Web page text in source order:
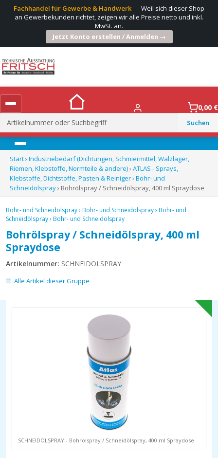
Fachhandel für Gewerbe & Handwerk— Weil sich dieser Shop
an Gewerbekunden richtet, zeigen wir alle Preise netto und inkl.
MwSt. an.
Jetzt Konto erstellen / Anmelden →
Suchen
nach:
0,00 €
Menü
Start› Industriebedarf (Dichtungen, Schmiermittel, Wälzlager,
Riemen, Klebstoffe, Normteile & andere)› ATLAS - Sprays,
Klebstoffe, Dichtstoffe, Pasten & Reiniger› Bohr- und
Schneidölspray› Bohrölspray / Schneidölspray, 400 ml Spraydose
Bohr- und Schneidölspray› Bohr- und Schneidölspray› Bohr- und
Schneidölspray› Bohr- und Schneidölspray
Bohrölspray / Schneidölspray, 400 ml
Spraydose
Artikelnummer: SCHNEIDOLSPRAY
Alle Artikel dieser Gruppe
SCHNEIDOLSPRAY - Bohrölspray / Schneidölspray, 400 ml Spraydose